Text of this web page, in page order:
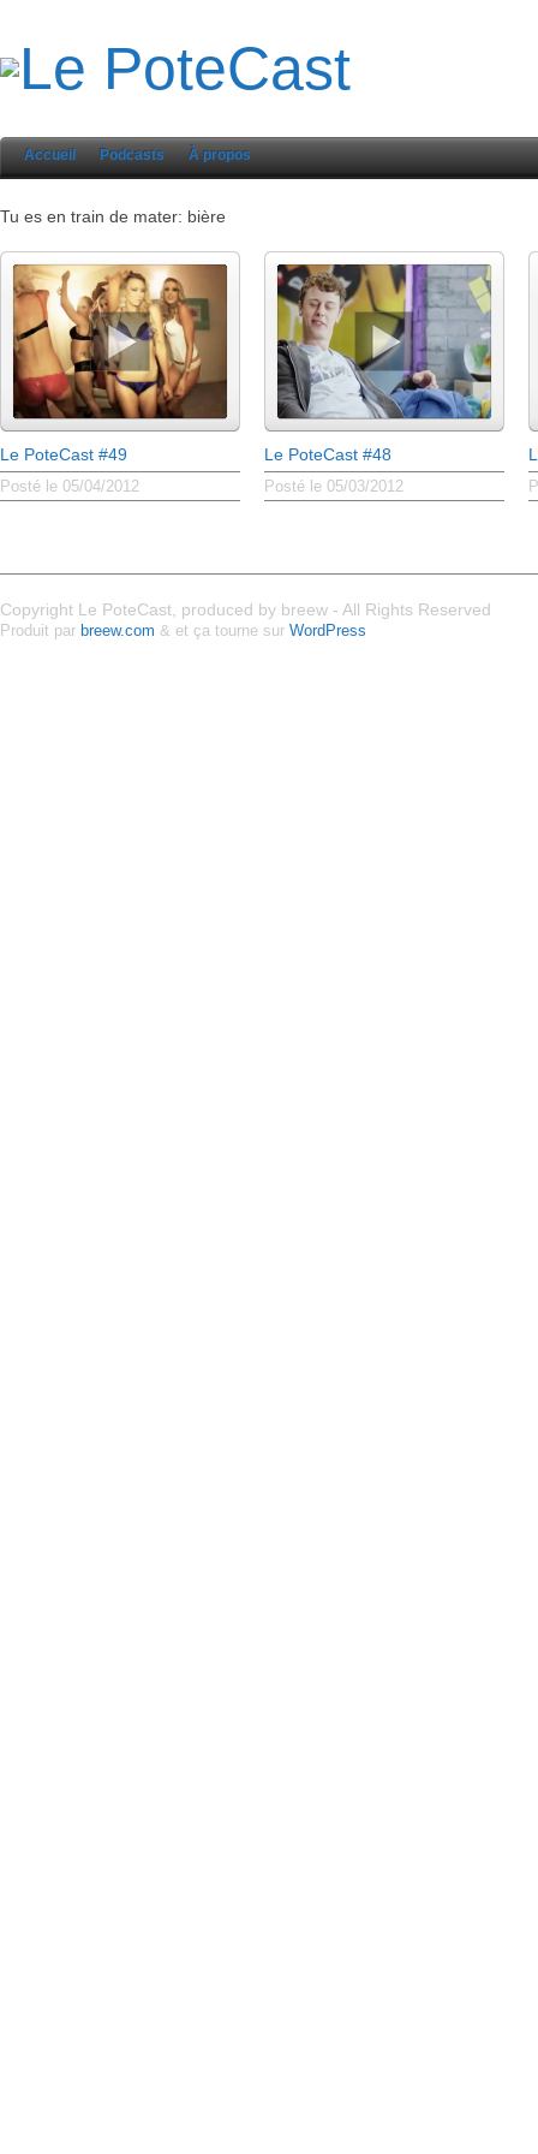
Accueil Podcasts À propos
Tu es en train de mater: bière
Le PoteCast #49
Posté le 05/04/2012
Le PoteCast #48
Posté le 05/03/2012
Copyright Le PoteCast, produced by breew - All Rights Reserved
Produit par breew.com & et ça tourne sur WordPress